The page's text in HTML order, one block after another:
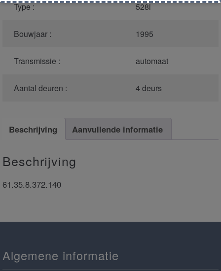
Type : 528i
Bouwjaar : 1995
Transmissie : automaat
Aantal deuren : 4 deurs
Beschrijving Aanvullende informatie
Beschrijving
61.35.8.372.140
Algemene informatie